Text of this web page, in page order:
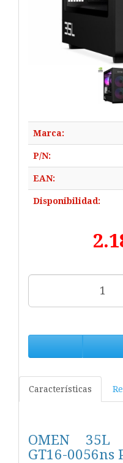
Marca:
P/N:
EAN:
Disponibilidad:
Características
OMEN 35L
GT16-0056ns